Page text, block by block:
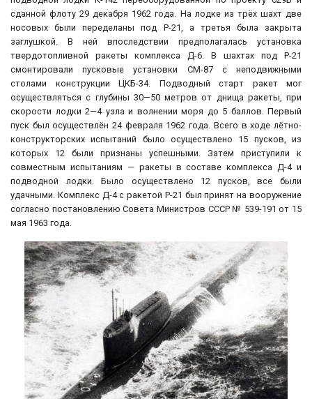
сданной флоту 29 декабря 1962 года. На лодке из трёх шахт две
носовых были переделаны под Р-21, а третья была закрыта
заглушкой. В ней впоследствии предполагалась установка
твердотопливной ракеты комплекса Д-6. В шахтах под Р-21
смонтировали пусковые установки СМ-87 с неподвижными
столами конструкции ЦКБ-34. Подводный старт ракет мог
осуществляться с глубины 30—50 метров от днища ракеты, при
скорости лодки 2—4 узла и волнении моря до 5 баллов. Первый
пуск был осуществлён 24 февраля 1962 года. Всего в ходе лётно-
конструкторских испытаний было осуществлено 15 пусков, из
которых 12 были признаны успешными. Затем приступили к
совместным испытаниям — ракеты в составе комплекса Д-4 и
подводной лодки. Было осуществлено 12 пусков, все были
удачными. Комплекс Д-4 с ракетой Р-21 был принят на вооружение
согласно постановлению Совета Министров СССР № 539-191 от 15
мая 1963 года.